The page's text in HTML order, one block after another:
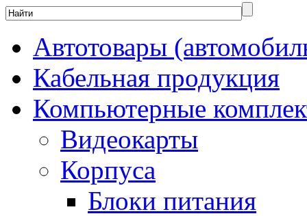
Автотовары
Кабельная продукция
Компьютерные
Видеокарты
Корпуса
Блоки питания